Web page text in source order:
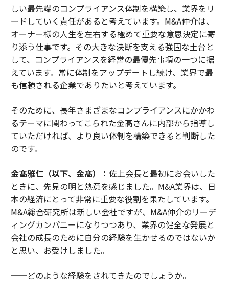
しい最先端のコンプライアンス体制を構築し、業界をリ
ードしていく責任があると考えています。M&A仲介は、
オーナー様の人生を左右する極めて重要な意思決定に寄
り添う仕事です。その大きな決断を支える強固な土台と
して、コンプライアンスを経営の最優先事項の一つに据
えています。常に体制をアップデートし続け、業界で最
も信頼される企業でありたいと考えています。
そのために、長年さまざまなコンプライアンスにかかわ
るテーマに関わってこられた金髙さんに内部から指導し
ていただければ、より良い体制を構築できると判断した
のです。
金髙雅仁（以下、金髙）： 佐上会長と最初にお会いした
ときに、先見の明と熱意を感じました。M&A業界は、日
本の経済にとって非常に重要な役割を果たしています。
M&A総合研究所は新しい会社ですが、M&A仲介のリーデ
ィングカンパニーになりつつあり、業界の健全な発展と
会社の成長のために自分の経験を生かせるのではないか
と思い、お受けしました。
──どのような経験をされてきたのでしょうか。